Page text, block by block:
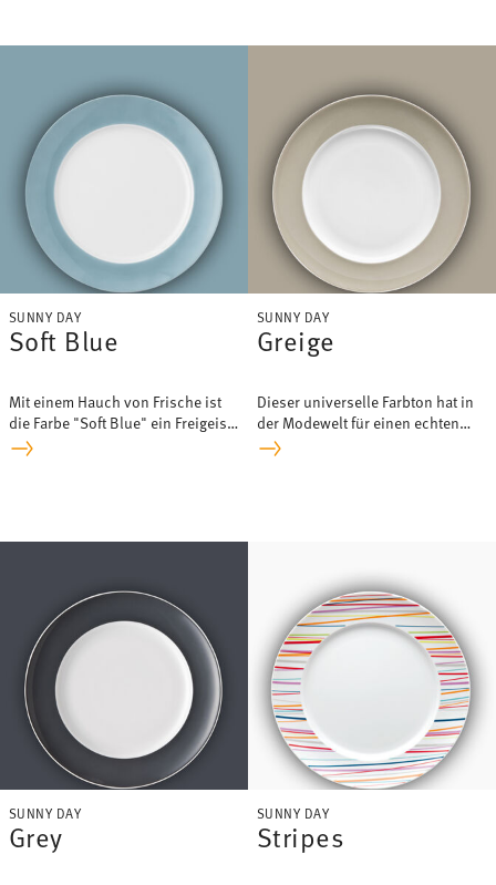
SUNNY DAY
Soft Blue
Mit einem Hauch von Frische ist
die Farbe "Soft Blue" ein Freigeist
in der beliebten Sunny Day
SUNNY DAY
Greige
Dieser universelle Farbton hat in
der Modewelt für einen echten
Hype gesorgt und ist seither nicht
SUNNY DAY
Grey
SUNNY DAY
Stripes